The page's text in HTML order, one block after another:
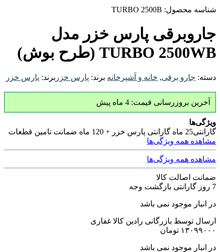
شناسه محصول: TURBO 2500B
جاروبرقی پارس خزر مدل
TURBO 2500WB (طرح بوش)
دسته: جارو برقی, خانه و آشپرخانه برند: پارس خزر برند: پارس خزر
آخرین بروزرسانی قیمت: 4 ماه پیش
ویژگی‌ها
گارانتی25 ماه گارانتی پارس خزر + 120 ماه ضمانت تامین قطعات
مشاهده همه ویژگی‌ها
مشاهده همه ویژگی‌ها
ضمانت اصالت کالا
7 روز گارانتی بازگشت وجه
در انبار موجود نمی باشد
ارسال توسط بازرگانی رادین کالا غفاری
۱۳۰۹۹۰۰۰ تومان
در انبار موجود نمی باشد